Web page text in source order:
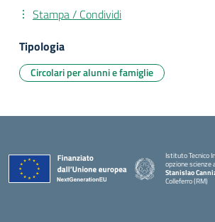
Stampa / Condividi
Tipologia
Circolari per alunni e famiglie
Istituto Tecnico
opzione scienze
Stanislao
Colleferro (RM)